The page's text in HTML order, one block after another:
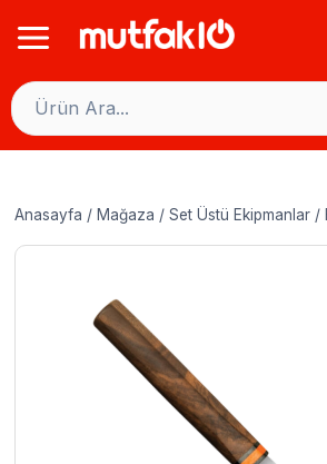
Anasayfa / Mağaza / Set Üstü Ekipmanlar /